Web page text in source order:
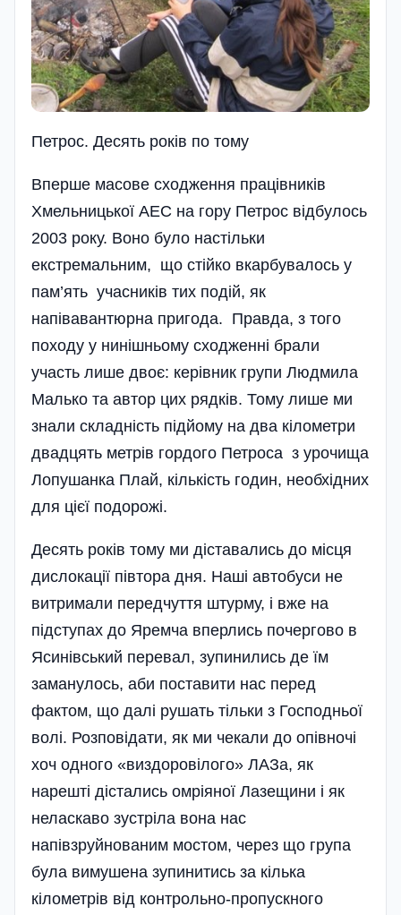
Петрос. Десять рокiв по тому
Вперше масове сходження працівників
Хмельницької АЕС на гору Петрос відбулось
2003 року. Воно було настільки
екстремальним, що стійко вкарбувалось у
пам’ять учасників тих подій, як
напівавантюрна пригода. Правда, з того
походу у нинішньому сходженні брали
участь лише двоє: керівник групи Людмила
Малько та автор цих рядків. Тому лише ми
знали складність підйому на два кілометри
двадцять метрів гордого Петроса з урочища
Лопушанка Плай, кількість годин, необхідних
для цієї подорожі.
Десять років тому ми діставались до місця
дислокації півтора дня. Наші автобуси не
витримали передчуття штурму, і вже на
підступах до Яремча вперлись почергово в
Ясинівський перевал, зупинились де їм
заманулось, аби поставити нас перед
фактом, що далі рушать тільки з Господньої
волі. Розповідати, як ми чекали до опівночі
хоч одного «виздоровілого» ЛАЗа, як
нарешті дістались омріяної Лазещини і як
неласкаво зустріла вона нас
напівзруйнованим мостом, через що група
була вимушена зупинитись за кілька
кілометрів від контрольно-пропускного